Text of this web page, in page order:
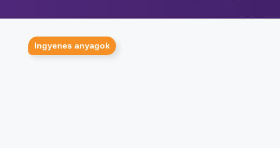
Ingyenes anyagok